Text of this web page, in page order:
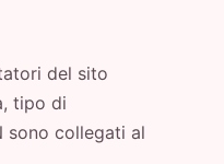
del sito
tipo di
sono collegati al